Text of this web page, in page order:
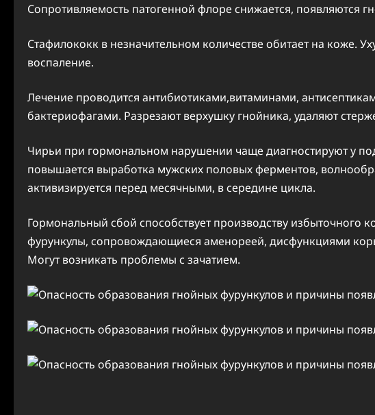
Сопротивляемость патогенной флоре снижается, появляются
Стафилококк в незначительном количестве обитает на коже.
воспаление.
Лечение проводится антибиотиками,витаминами,
бактериофагами. Разрезают верхушку гнойника, удаляют
Чирьи при гормональном нарушении чаще диагностируют у
повышается выработка мужских половых ферментов,
активизируется перед месячными, в середине цикла.
Гормональный сбой способствует производству избыточного
фурункулы, сопровождающиеся аменореей, дисфункциями
Могут возникать проблемы с зачатием.